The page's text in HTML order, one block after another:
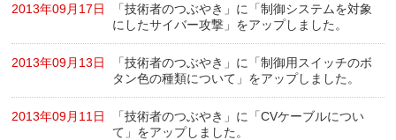
2013年09月17日
「技術者のつぶやき」に「制御システムを対象
にしたサイバー攻撃」をアップしました。
2013年09月13日
「技術者のつぶやき」に「制御用スイッチのボ
タン色の種類について」をアップしました。
2013年09月11日
「技術者のつぶやき」に「CVケーブルについ
て」をアップしました。